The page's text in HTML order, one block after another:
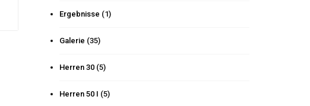
Ergebnisse (1)
Galerie (35)
Herren 30 (5)
Herren 50 I (5)